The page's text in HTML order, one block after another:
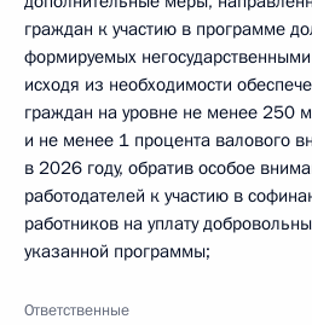
граждан к участию в программе
формируемых
исходя из необходимости
граждан на уровне не менее 250
и не менее 1 процента валового
в 2026 году, обратив особое
работодателей к участию в
работников на уплату
указанной программы;
Ответственные